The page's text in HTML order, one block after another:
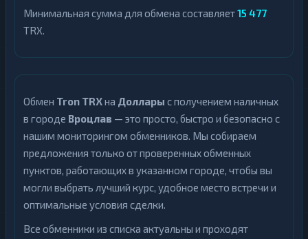
Минимальная сумма для обмена составляет15 477
TRX.
Обмен Tron TRXна Доллары с получением наличных
в городе Вроцлав — это просто, быстро и безопасно с
нашим мониторингом обменников. Мы собираем
предложения только от проверенных обменных
пунктов, работающих в указанном городе, чтобы вы
могли выбрать лучший курс, удобное место встречи и
оптимальные условия сделки.
Все обменники из списка актуальны и проходят